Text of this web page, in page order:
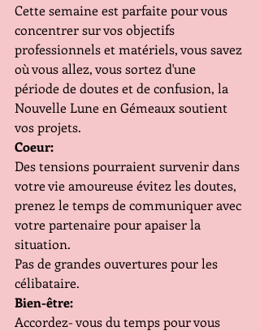
Cette semaine est parfaite pour vous
concentrer sur vos objectifs
professionnels et matériels, vous savez
où vous allez, vous sortez d'une
période de doutes et de confusion, la
Nouvelle Lune en Gémeaux soutient
vos projets.
Coeur:
Des tensions pourraient survenir dans
votre vie amoureuse évitez les doutes,
prenez le temps de communiquer avec
votre partenaire pour apaiser la
situation.
Pas de grandes ouvertures pour les
célibataire.
Bien-être:
Accordez- vous du temps pour vous